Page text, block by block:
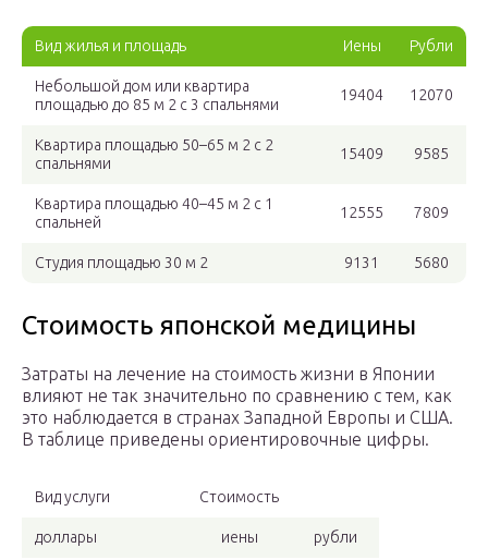
Вид жилья и площадь Иены Рубли
Небольшой дом или квартира
площадью до 85 м 2 с 3 спальнями
19404 12070
Квартира площадью 50–65 м 2 с 2
спальнями
15409 9585
Квартира площадью 40–45 м 2 с 1
спальней
12555 7809
Студия площадью 30 м 2 9131 5680
Стоимость японской медицины
Затраты на лечение на стоимость жизни в Японии
влияют не так значительно по сравнению с тем, как
это наблюдается в странах Западной Европы и США.
В таблице приведены ориентировочные цифры.
Вид услуги Стоимость
доллары иены рубли